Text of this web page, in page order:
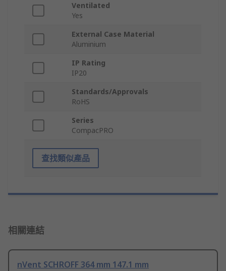
Ventilated
Yes
External Case Material
Aluminium
IP Rating
IP20
Standards/Approvals
RoHS
Series
CompacPRO
查找類似產品
相關連結
nVent SCHROFF 364 mm 147.1 mm